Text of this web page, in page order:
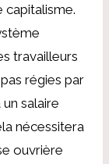
travailleurs
régies par
salaire
nécessitera
ouvrière